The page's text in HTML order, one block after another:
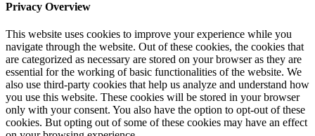
Privacy Overview
This website uses cookies to improve your experience while you
navigate through the website. Out of these cookies, the cookies that
are categorized as necessary are stored on your browser as they are
essential for the working of basic functionalities of the website. We
also use third-party cookies that help us analyze and understand how
you use this website. These cookies will be stored in your browser
only with your consent. You also have the option to opt-out of these
cookies. But opting out of some of these cookies may have an effect